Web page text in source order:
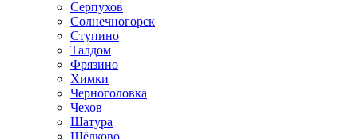
Серпухов
Солнечногорск
Ступино
Талдом
Фрязино
Химки
Черноголовка
Чехов
Шатура
Щёлково